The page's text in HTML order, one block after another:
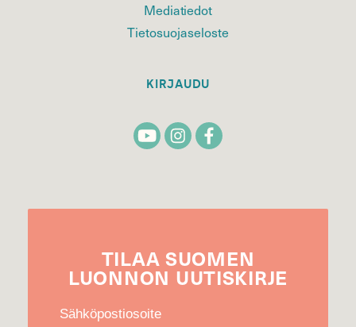
Mediatiedot
Tietosuojaseloste
KIRJAUDU
TILAA SUOMEN
LUONNON UUTIS­KIRJE
Sähköpostiosoite